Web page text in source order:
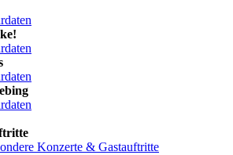
Konzerte & Gastauftritte